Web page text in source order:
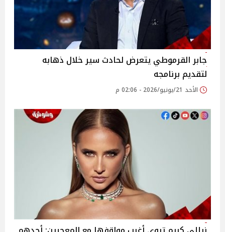
جابر القرموطي يتعرض لحادث سير خلال ذهابه
لتقديم برنامجه
الأحد 21/يونيو/2026 - 02:06 م